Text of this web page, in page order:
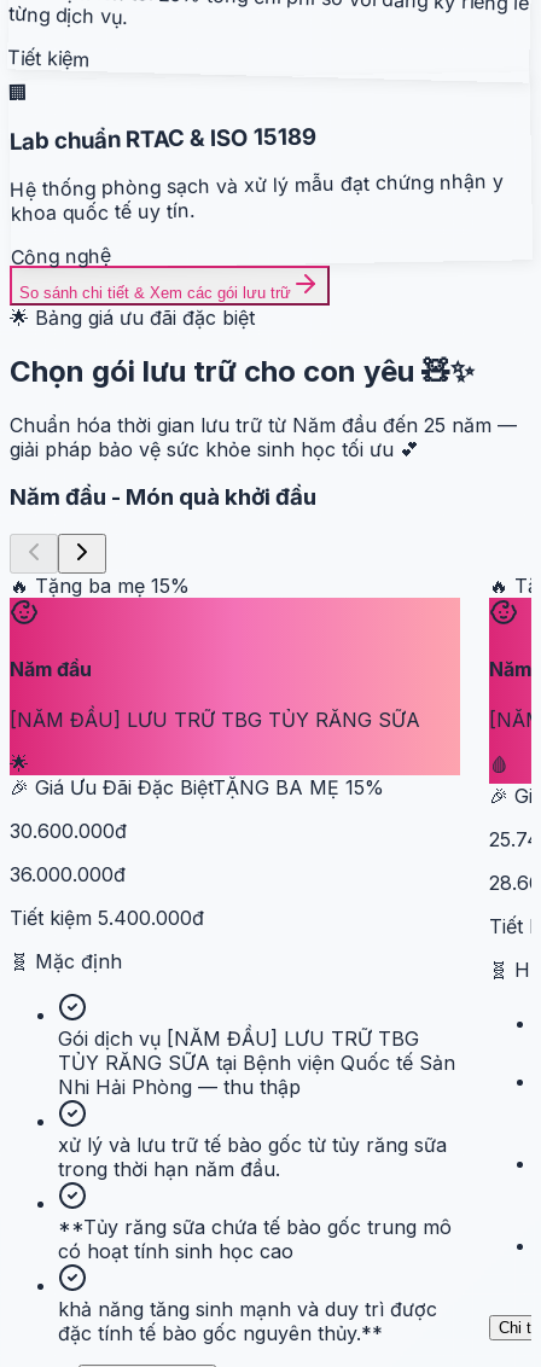
từng dịch vụ.
Tiết kiệm
🏢
Lab chuẩn RTAC & ISO 15189
Hệ thống phòng sạch và xử lý mẫu đạt chứng nhận y
khoa quốc tế uy tín.
Công nghệ
So sánh chi tiết & Xem các gói lưu trữ
🌟 Bảng giá ưu đãi đặc biệt
Chọn gói lưu trữ cho con yêu 🧸✨
Chuẩn hóa thời gian lưu trữ từ Năm đầu đến 25 năm —
giải pháp bảo vệ sức khỏe sinh học tối ưu 💕
Năm đầu - Món quà khởi đầu
🔥 Tặng ba mẹ 15%
Năm đầu
[NĂM ĐẦU] LƯU TRỮ TBG TỦY RĂNG SỮA
🌟
🎉 Giá Ưu Đãi Đặc BiệtTẶNG BA MẸ 15%
30.600.000đ
36.000.000đ
Tiết kiệm 5.400.000đ
🧬 Mặc định
Gói dịch vụ [NĂM ĐẦU] LƯU TRỮ TBG
TỦY RĂNG SỮA tại Bệnh viện Quốc tế Sản
Nhi Hải Phòng — thu thập
xử lý và lưu trữ tế bào gốc từ tủy răng sữa
trong thời hạn năm đầu.
**Tủy răng sữa chứa tế bào gốc trung mô
có hoạt tính sinh học cao
khả năng tăng sinh mạnh và duy trì được
đặc tính tế bào gốc nguyên thủy.**
🔥
Năm
🩸
🎉
Tiết
🧬
Chi